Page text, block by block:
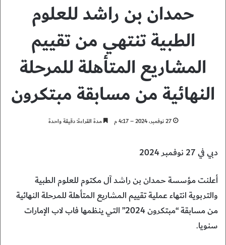
حمدان بن راشد للعلوم
الطبية تنتهي من تقييم
المشاريع المتأهلة للمرحلة
النهائية من مسابقة مبتكرون
27 نوفمبر، 2024 – 4:17 م مدة القراءة: دقيقة واحدة
دبي في 27 نوفمبر 2024
أعلنت مؤسسة حمدان بن راشد آل مكتوم للعلوم الطبية
والتربوية انتهاء عملية تقييم المشاريع المتأهلة للمرحلة النهائية
من مسابقة “مبتكرون 2024” التي ينظمها فاب لاب الإمارات
سنويا.